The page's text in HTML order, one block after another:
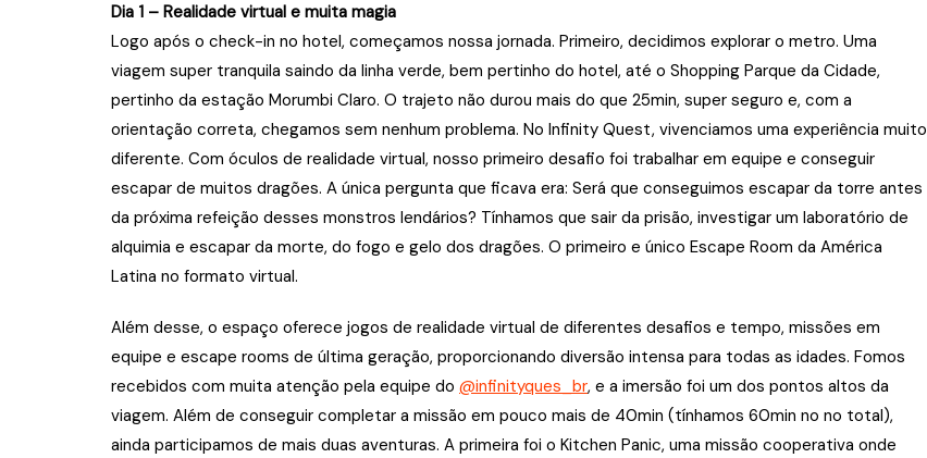
Dia 1 – Realidade virtual e muita magia
Logo após o check-in no hotel, começamos nossa jornada. Primeiro, decidimos explorar o metro. Uma
viagem super tranquila saindo da linha verde, bem pertinho do hotel, até o Shopping Parque da Cidade,
pertinho da estação Morumbi Claro. O trajeto não durou mais do que 25min, super seguro e, com a
orientação correta, chegamos sem nenhum problema. No Infinity Quest, vivenciamos uma experiência muito
diferente. Com óculos de realidade virtual, nosso primeiro desafio foi trabalhar em equipe e conseguir
escapar de muitos dragões. A única pergunta que ficava era: Será que conseguimos escapar da torre antes
da próxima refeição desses monstros lendários? Tínhamos que sair da prisão, investigar um laboratório de
alquimia e escapar da morte, do fogo e gelo dos dragões. O primeiro e único Escape Room da América
Latina no formato virtual.
Além desse, o espaço oferece jogos de realidade virtual de diferentes desafios e tempo, missões em
equipe e escape rooms de última geração, proporcionando diversão intensa para todas as idades. Fomos
recebidos com muita atenção pela equipe do @infinityques_br, e a imersão foi um dos pontos altos da
viagem. Além de conseguir completar a missão em pouco mais de 40min (tínhamos 60min no no total),
ainda participamos de mais duas aventuras. A primeira foi o Kitchen Panic, uma missão cooperativa onde